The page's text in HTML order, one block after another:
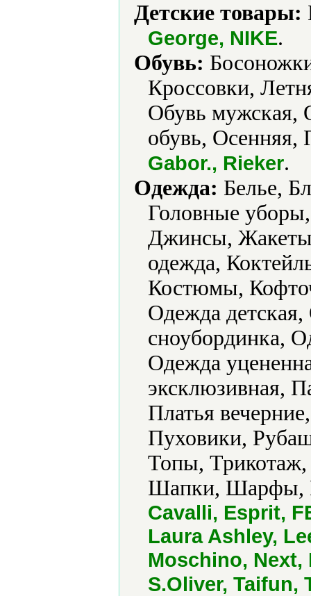
Детские товары:
George, NIKE.
Обувь:
Кроссовки,
Обувь мужская,
обувь, Осенняя,
Gabor., Rieker.
Одежда: Белье,
Головные
Джинсы,
одежда,
Костюмы,
Одежда
сноубординка,
Одежда
эксклюзивная,
Платья
Пуховики,
Топы,
Шапки,
Cavalli, Esprit,
Laura Ashley,
Moschino, Next,
S.Oliver, Taifun,